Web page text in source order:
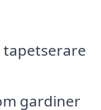
tapetserare
gardiner